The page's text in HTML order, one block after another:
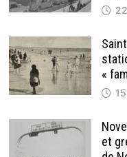
«
et